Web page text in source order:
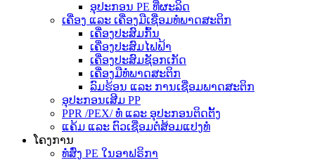
ອຸປະກອນ PE ທີ່ຜະລິດ
ເຄື່ອງ ແລະ ເຄື່ອງມືເຊື່ອມທໍ່ພາດສະຕິກ
ເຄື່ອງປະສົມກົ້ນ
ເຄື່ອງປະສົມໄຟຟ້າ
ເຄື່ອງປະສົມຊັອກເກັດ
ເຄື່ອງມືທໍ່ພາດສະຕິກ
ລົມຮ້ອນ ແລະ ການເຊື່ອມພາດສະຕິກ
ອຸປະກອນເສີມ PP
PPR /PEX/ ທໍ່ ແລະ ອຸປະກອນຕິດຕັ້ງ
ແຄ້ມ ແລະ ຕົວເຊື່ອມຕໍ່ສ້ອມແປງທໍ່
ໂຄງການ
ທໍ່ສົ່ງ PE ໃນອາຟຣິກາ